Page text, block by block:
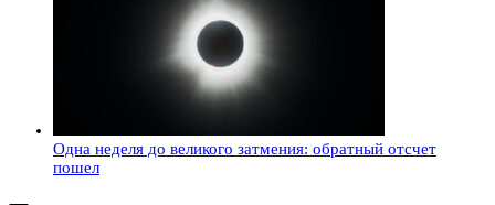
Одна неделя до великого затмения: обратный отсчет
пошел